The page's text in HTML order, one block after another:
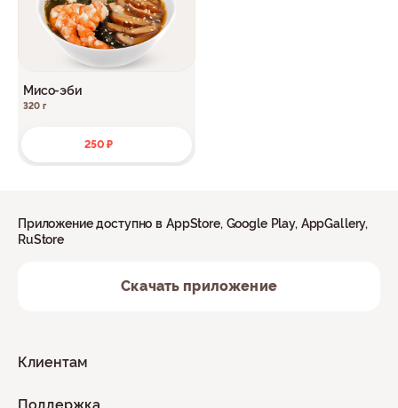
Мисо-эби
320 г
250 ₽
Клиентам
Приложение доступно в AppStore, Google Play, AppGallery,
RuStore
Скачать приложение